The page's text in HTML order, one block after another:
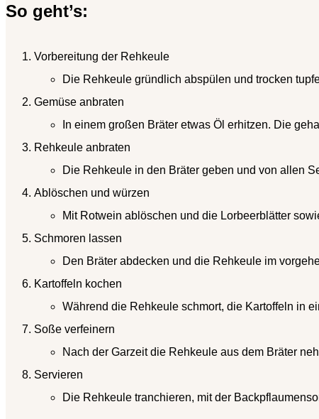
So geht’s:
Vorbereitung der Rehkeule
Die Rehkeule gründlich abspülen und trocken
Gemüse anbraten
In einem großen Bräter etwas Öl erhitzen. Die
Rehkeule anbraten
Die Rehkeule in den Bräter geben und von allen
Ablöschen und würzen
Mit Rotwein ablöschen und die Lorbeerblätter
Schmoren lassen
Den Bräter abdecken und die Rehkeule im
Kartoffeln kochen
Während die Rehkeule schmort, die Kartoffeln in
Soße verfeinern
Nach der Garzeit die Rehkeule aus dem Bräter
Servieren
Die Rehkeule tranchieren, mit der